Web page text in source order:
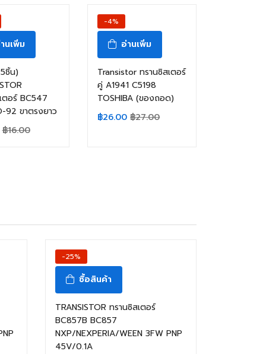
นเพิ่ม
ชิ้น)
ตอร์ BC547
92 ขาตรงยาว
฿16.00
-4%
อ่านเพิ่ม
Transistor ทรานซิสเตอร์
คู่ A1941 C5198
TOSHIBA (ของถอด)
฿26.00 ฿27.00
-25%
ซื้อสินค้า
TRANSISTOR ทรานซิสเตอร์
BC857B BC857
NXP/NEXPERIA/WEEN 3FW PNP
45V/0.1A